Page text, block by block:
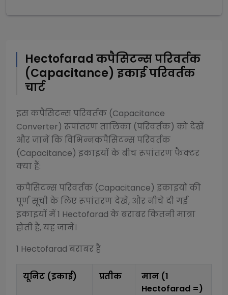
Hectofarad कपैसिटन्स परिवर्तक
(Capacitance) इकाई परिवर्तक
चार्ट
इसकपैसिटन्स परिवर्तक (Capacitance
Converter) रूपांतरण तालिका (परिवर्तक) को देखें
और जानें कि विभिन्नकपैसिटन्स परिवर्तक
(Capacitance) इकाइयों के बीच रूपांतरण फैक्टर
क्या हैं:
कपैसिटन्स परिवर्तक (Capacitance) इकाइयों की
पूर्ण सूची के लिए रूपांतरण देखें, और नीचे दी गई
इकाइयों में 1 Hectofarad के बराबर कितनी मात्रा
होती है, यह जानें।
1 Hectofarad बराबर है
यूनिट (इकाई) प्रतीक
मान (1
Hectofarad =)